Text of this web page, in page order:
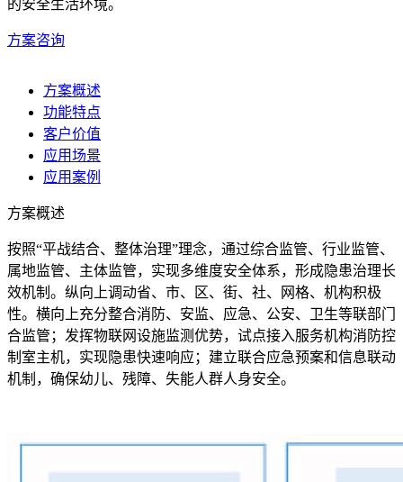
的安全生活环境。
方案咨询
方案概述
功能特点
客户价值
应用场景
应用案例
方案概述
按照“平战结合、整体治理”理念，通过综合监管、行业监管、
属地监管、主体监管，实现多维度安全体系，形成隐患治理长
效机制。纵向上调动省、市、区、街、社、网格、机构积极
性。横向上充分整合消防、安监、应急、公安、卫生等联部门
合监管；发挥物联网设施监测优势，试点接入服务机构消防控
制室主机，实现隐患快速响应；建立联合应急预案和信息联动
机制，确保幼儿、残障、失能人群人身安全。